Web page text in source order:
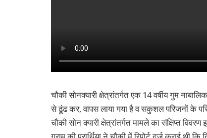
चौकी सोनक्यारी क्षेत्रांतर्गत एक 14 वर्षीय गुम
से ढूंढ कर, वापस लाया गया है व सकुशल परिजनों के
चौकी सोन क्यारी क्षेत्रांतर्गत मामले का संक्षिप्त